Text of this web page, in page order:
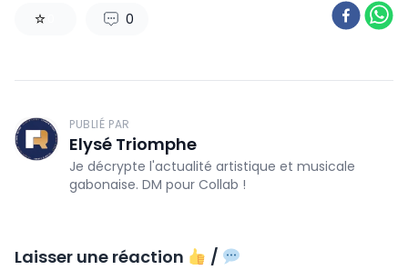
0
PUBLIÉ PAR
Elysé Triomphe
Je décrypte l'actualité artistique et musicale
gabonaise. DM pour Collab !
Laisser une réaction /